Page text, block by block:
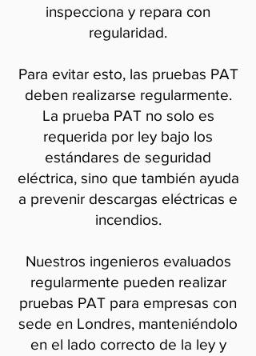
inspecciona y repara con
regularidad.
Para evitar esto, las pruebas PAT
deben realizarse regularmente.
La prueba PAT no solo es
requerida por ley bajo los
estándares de seguridad
eléctrica, sino que también ayuda
a prevenir descargas eléctricas e
incendios.
Nuestros ingenieros evaluados
regularmente pueden realizar
pruebas PAT para empresas con
sede en Londres, manteniéndolo
en el lado correcto de la ley y